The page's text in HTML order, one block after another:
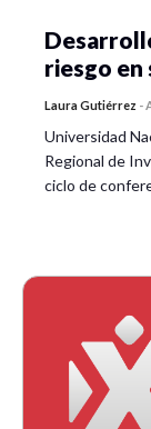
riesgo en
Laura Gutiérrez -
Universidad
Regional de
ciclo de